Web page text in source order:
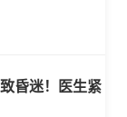
昏迷！医生紧